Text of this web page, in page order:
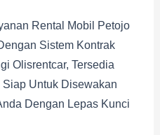
Rental Mobil Petojo
Sistem Kontrak
Olisrentcar, Tersedia
Untuk Disewakan
Dengan Lepas Kunci